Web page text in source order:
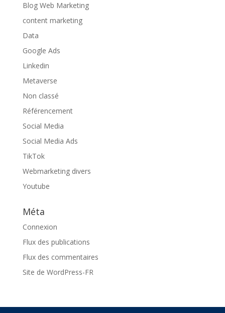
Blog Web Marketing
content marketing
Data
Google Ads
Linkedin
Metaverse
Non classé
Référencement
Social Media
Social Media Ads
TikTok
Webmarketing divers
Youtube
Méta
Connexion
Flux des publications
Flux des commentaires
Site de WordPress-FR